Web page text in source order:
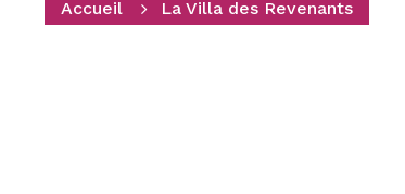
Accueil La Villa des Revenants